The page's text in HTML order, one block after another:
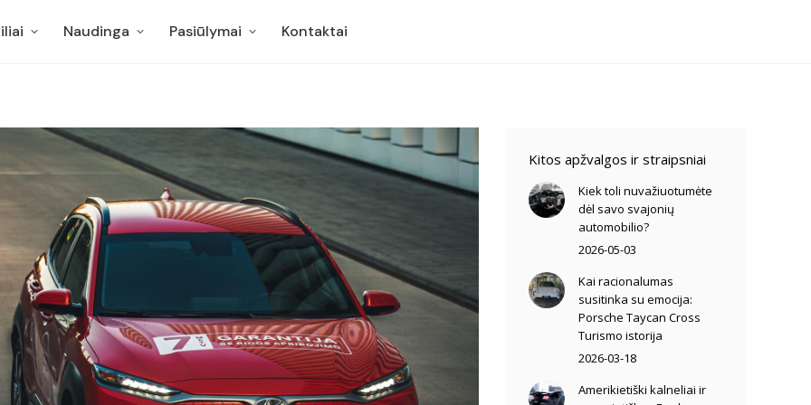
Naudinga Pasiūlymai Kontaktai
Kitos apžvalgos ir straipsniai
Kiek toli nuvažiuotumėte
dėl savo svajonių
automobilio?
2026-05-03
Kai racionalumas
susitinka su emocija:
Porsche Taycan Cross
Turismo istorija
2026-03-18
Amerikietiški kalneliai ir
Naudinga Pasiūlymai Kontaktai